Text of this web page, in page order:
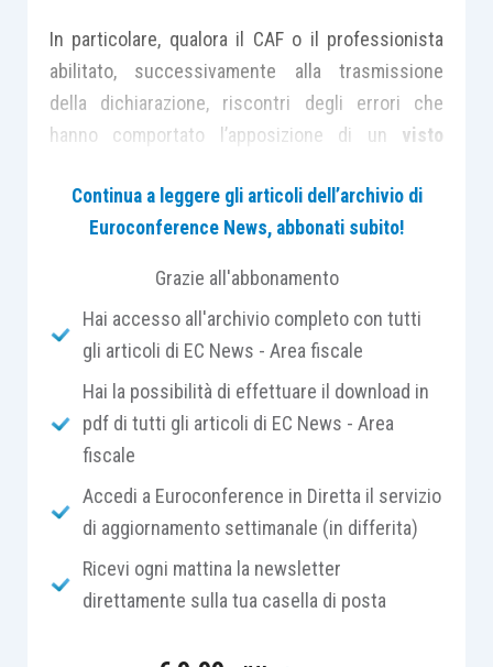
In particolare, qualora il CAF o il professionista
abilitato, successivamente alla trasmissione
della dichiarazione, riscontri degli errori che
hanno comportato l’apposizione di un visto
avvisare il contribuentedegli errori e
dell’obbligo di presentare una
elaborare e trasmettere, all’Agenzia delle
Entrate, la dichiarazione rettificativa
purché non sia già stata contestata
l’infedeltà del visto di conformità.
Il contribuente potrebbe, dopo essere stato
avvisato dal CAF o dal professionista,non voler
In questo caso il soggetto, che ha presentato la
Continua a leggere gli articoli dell’archivio di
Euroconference News, abbonati subito!
Grazie all'abbonamento
Hai accesso all'archivio completo con tutti
gli articoli di EC News - Area fiscale
Hai la possibilità di effettuare il download in
pdf di tutti gli articoli di EC News - Area
fiscale
Accedi a Euroconference in Diretta il servizio
di aggiornamento settimanale (in differita)
Ricevi ogni mattina la newsletter
direttamente sulla tua casella di posta